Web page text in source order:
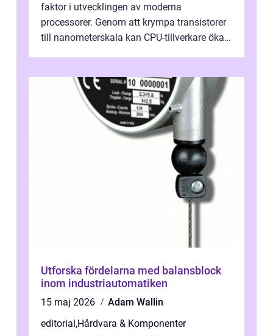
faktor i utvecklingen av moderna
processorer. Genom att krympa transistorer
till nanometerskala kan CPU-tillverkare öka
Utforska fördelarna med balansblock
inom industriautomatiken
15 maj 2026
Adam Wallin
editorial,Hårdvara & Komponenter